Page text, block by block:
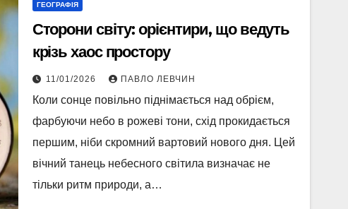
ГЕОГРАФІЯ
Сторони світу: орієнтири, що ведуть
крізь хаос простору
11/01/2026 ПАВЛО ЛЕВЧИН
Коли сонце повільно піднімається над обрієм,
фарбуючи небо в рожеві тони, схід прокидається
першим, ніби скромний вартовий нового дня. Цей
вічний танець небесного світила визначає не
тільки ритм природи, а…